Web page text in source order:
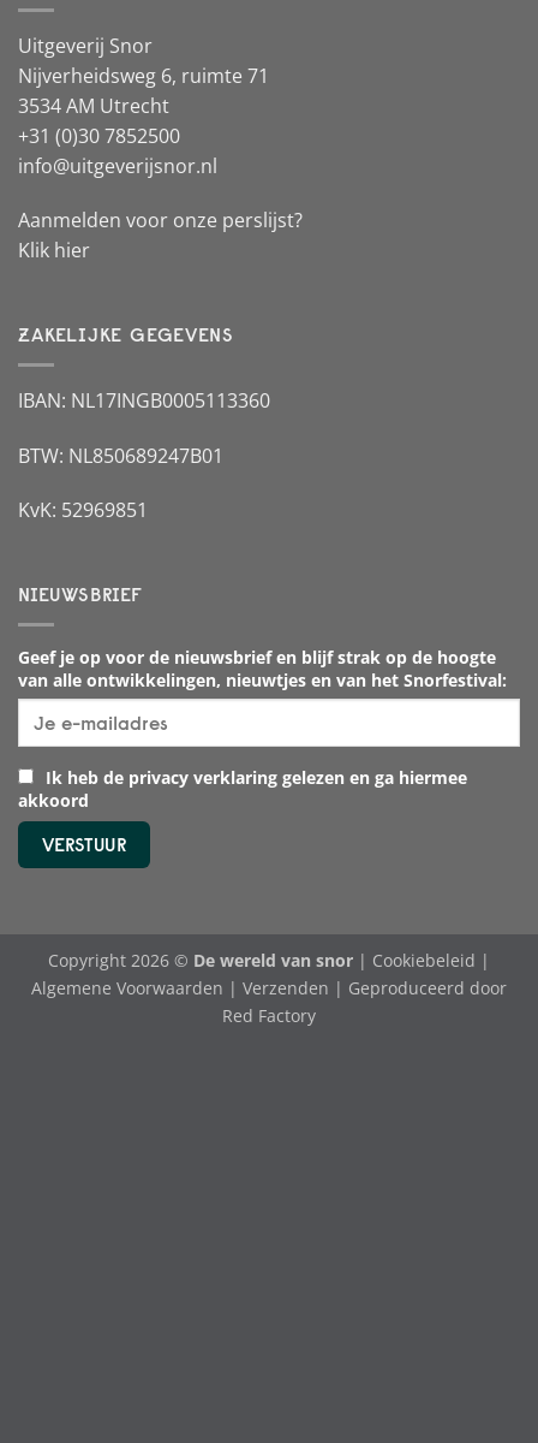
Uitgeverij Snor
Nijverheidsweg 6, ruimte 71
3534 AM Utrecht
+31 (0)30 7852500
info@uitgeverijsnor.nl
Aanmelden voor onze perslijst?
Klik hier
ZAKELIJKE GEGEVENS
IBAN: NL17INGB0005113360
BTW: NL850689247B01
KvK: 52969851
NIEUWSBRIEF
Geef je op voor de nieuwsbrief en blijf strak op de hoogte
van alle ontwikkelingen, nieuwtjes en van het Snorfestival:
Ik heb de privacy verklaring gelezen en ga hiermee
akkoord
Copyright 2026 © De wereld van snor | Cookiebeleid |
Algemene Voorwaarden | Verzenden | Geproduceerd door
Red Factory